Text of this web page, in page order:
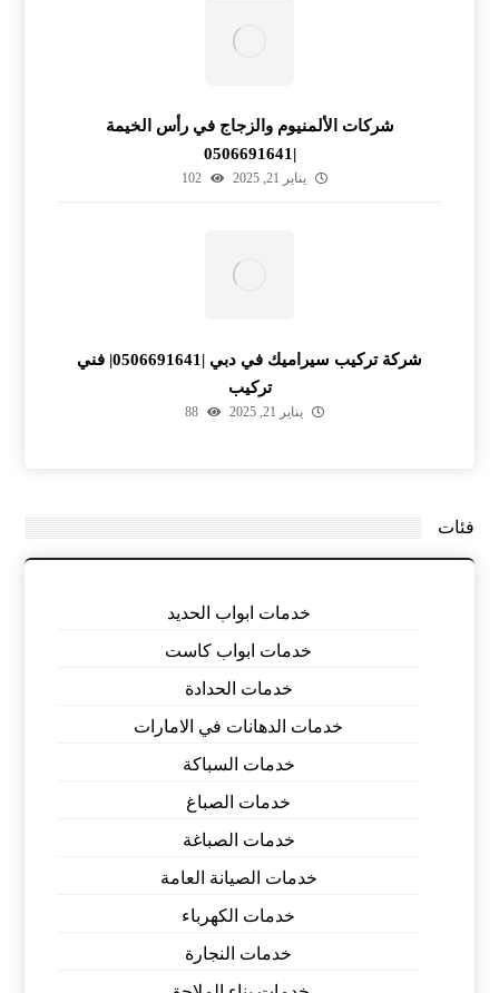
شركات الألمنيوم والزجاج في رأس الخيمة
|0506691641
يناير 21, 2025 102
شركة تركيب سيراميك في دبي |0506691641| فني
تركيب
يناير 21, 2025 88
فئات
خدمات ابواب الحديد
خدمات ابواب كاست
خدمات الحدادة
خدمات الدهانات في الامارات
خدمات السباكة
خدمات الصباغ
خدمات الصباغة
خدمات الصيانة العامة
خدمات الكهرباء
خدمات النجارة